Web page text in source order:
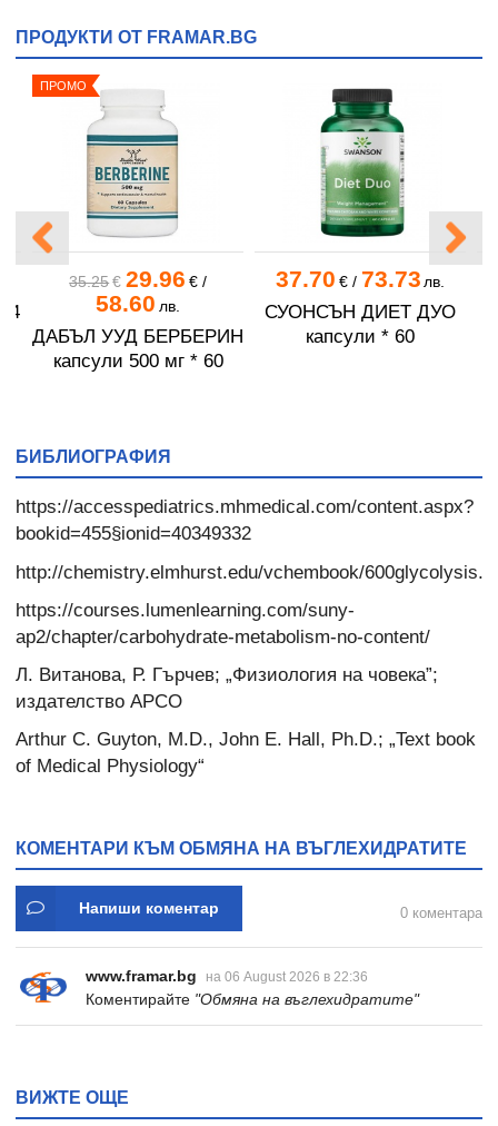
ПРОДУКТИ ОТ FRAMAR.BG
35.25€ 29.96 €/
58.60 лв.
ДАБЪЛ УУД БЕРБЕРИН
капсули 500 мг * 60
ПРОМО
37.70 €/ 73.73 лв.
СУОНСЪН ДИЕТ ДУО
капсули * 60
БИБЛИОГРАФИЯ
https://accesspediatrics.mhmedical.com/content.aspx?
bookid=455§ionid=40349332
http://chemistry.elmhurst.edu/vchembook/
https://courses.lumenlearning.com/suny-
ap2/chapter/carbohydrate-metabolism-no-content/
Л. Витанова, Р. Гърчев; „Физиология на човека”;
издателство АРСО
Arthur C. Guyton, M.D., John E. Hall, Ph.D.; „Text book
of Medical Physiology“
КОМЕНТАРИ КЪМ ОБМЯНА НА ВЪГЛЕХИДРАТИТЕ
Напиши коментар 0 коментара
www.framar.bg на 06 August 2026 в 22:36
Коментирайте "Обмяна на въглехидратите"
ВИЖТЕ ОЩЕ